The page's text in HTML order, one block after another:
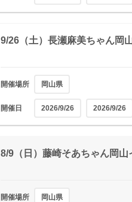
9/26（土）長瀬麻美ちゃん岡
開催場所 岡山県
開催日 2026/9/26 2026/9/26
8/9（日）藤崎そあちゃん岡山
開催場所 岡山県